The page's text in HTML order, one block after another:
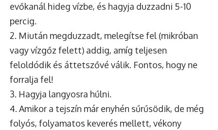
evőkanál hideg vízbe, és hagyja duzzadni 5-10
percig.
2. Miután megduzzadt, melegítse fel (mikróban
vagy vízgőz felett) addig, amíg teljesen
feloldódik és áttetszővé válik. Fontos, hogy ne
forralja fel!
3. Hagyja langyosra hűlni.
4. Amikor a tejszín már enyhén sűrűsödik, de még
folyós, folyamatos keverés mellett, vékony